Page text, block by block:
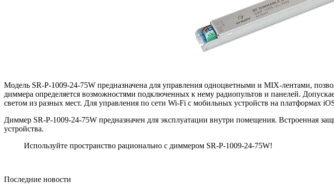
Модель SR-P-1009-24-75W предназначена для управления одноцветными и MIX-лентами,
диммера определяется возможностями подключенных к нему радиопультов и панелей.
светом из разных мест. Для управления по сети Wi-Fi с мобильных устройств на платформах
Диммер SR-P-1009-24-75W предназначен для эксплуатации внутри помещения. Встроенная
устройства.
Используйте пространство рационально с диммером SR-P-1009-24-75W!
Последние новости